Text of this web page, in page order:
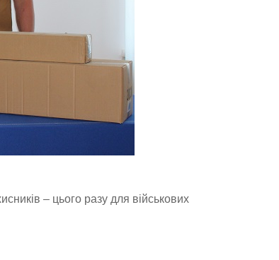
– цього разу для військових